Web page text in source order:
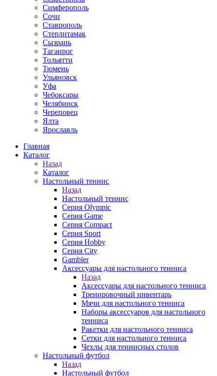
Симферополь
Сочи
Ставрополь
Стерлитамак
Сызрань
Таганрог
Тольятти
Тюмень
Ульяновск
Уфа
Чебоксары
Челябинск
Череповец
Ялта
Ярославль
Главная
Каталог
Назад
Каталог
Настольный теннис
Назад
Настольный теннис
Серия Olympic
Серия Game
Серия Compact
Серия Sport
Серия Hobby
Серия City
Gambler
Аксессуары для настольного тенниса
Назад
Аксессуары для настольного тенниса
Тренировочный инвентарь
Мячи для настольного тенниса
Наборы аксессуаров для настольного
тенниса
Ракетки для настольного тенниса
Сетки для настольного тенниса
Чехлы для теннисных столов
Настольный футбол
Назад
Настольный футбол